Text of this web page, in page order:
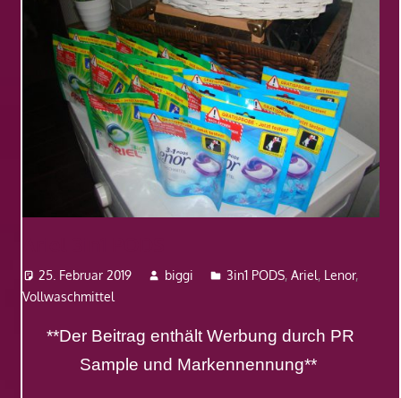
25. Februar 2019 biggi 3in1 PODS,Ariel, Lenor,
Vollwaschmittel
**Der Beitrag enthält Werbung durch PR
Sample und Markennennung**